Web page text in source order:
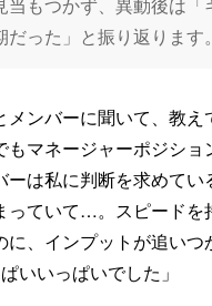
った」と振り返ります。
メンバーに聞いて、教
もマネージャーポジショ
ーは私に判断を求めてい
っていて…。スピードを
に、インプットが追いつ
いいっぱいでした」